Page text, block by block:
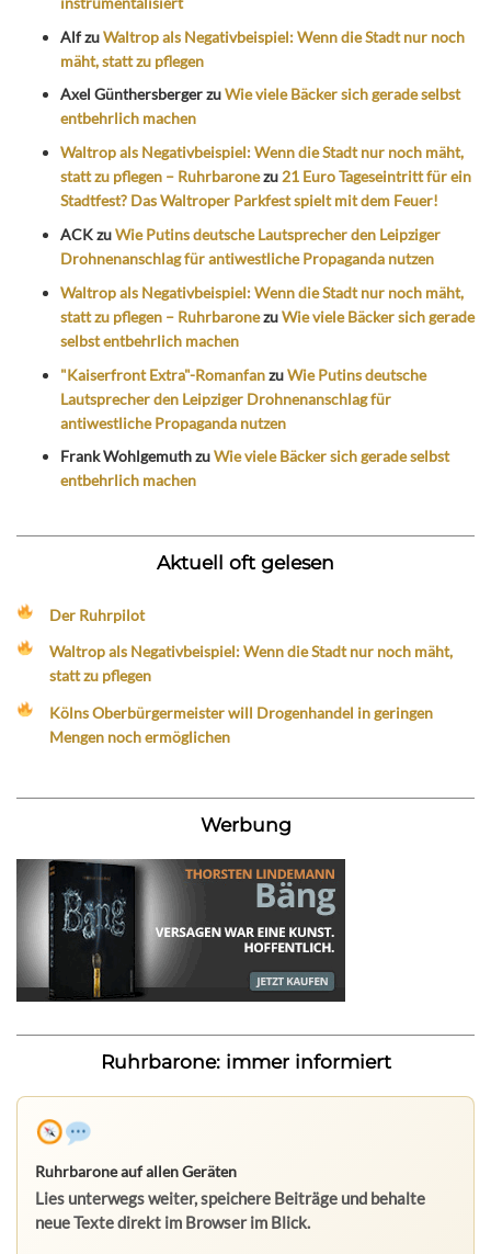
AlfzuWaltrop als Negativbeispiel: Wenn die Stadt nur noch
mäht, statt zu pflegen
Axel GünthersbergerzuWie viele Bäcker sich gerade selbst
entbehrlich machen
Waltrop als Negativbeispiel: Wenn die Stadt nur noch mäht,
statt zu pflegen – Ruhrbaronezu 21 Euro Tageseintritt für ein
Stadtfest? Das Waltroper Parkfest spielt mit dem Feuer!
ACKzuWie Putins deutsche Lautsprecher den Leipziger
Drohnenanschlag für antiwestliche Propaganda nutzen
Waltrop als Negativbeispiel: Wenn die Stadt nur noch mäht,
statt zu pflegen – RuhrbaronezuWie viele Bäcker sich gerade
selbst entbehrlich machen
"Kaiserfront Extra"-RomanfanzuWie Putins deutsche
Lautsprecher den Leipziger Drohnenanschlag für
antiwestliche Propaganda nutzen
Frank WohlgemuthzuWie viele Bäcker sich gerade selbst
entbehrlich machen
Aktuell oft gelesen
Der Ruhrpilot
Waltrop als Negativbeispiel: Wenn die Stadt nur noch mäht,
statt zu pflegen
Kölns Oberbürgermeister will Drogenhandel in geringen
Mengen noch ermöglichen
Werbung
Ruhrbarone: immer informiert
Ruhrbarone auf allen Geräten
Lies unterwegs weiter, speichere Beiträge und behalte
neue Texte direkt im Browser im Blick.